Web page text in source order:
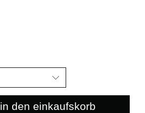
in den einkaufskorb